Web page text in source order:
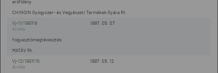
CHINOIN Gyógyszer- és Vegyészeti Termékek Gyára Rt.
erőfölény
1997. 05. 07
Vj-11/1997/9
MATÁV Rt.
fogyasztómegtévesztés
1997. 05. 12
Vj-12/1997/15